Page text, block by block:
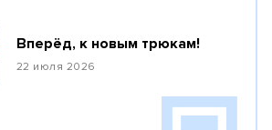
Вперёд, к новым трюкам!
22 июля 2026